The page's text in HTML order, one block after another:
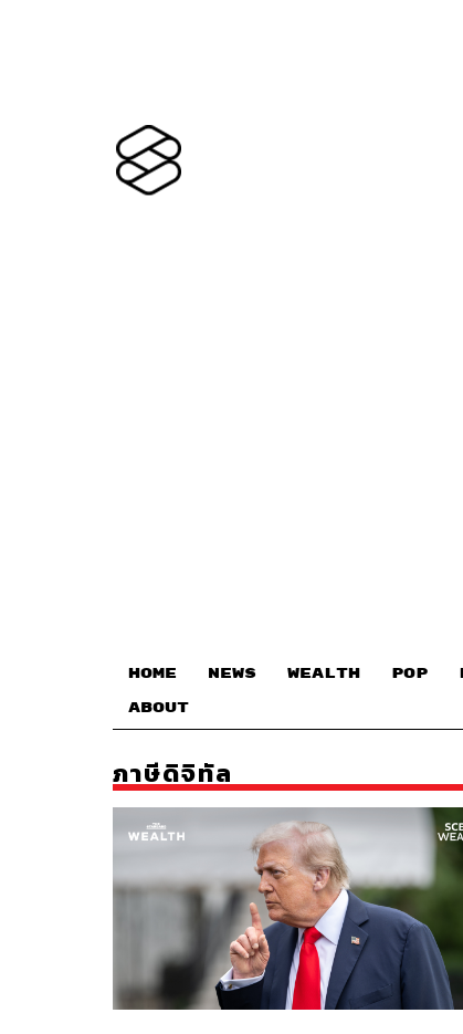
HOME NEWS WEALTH POP
ABOUT
ภาษีดิจิทัล